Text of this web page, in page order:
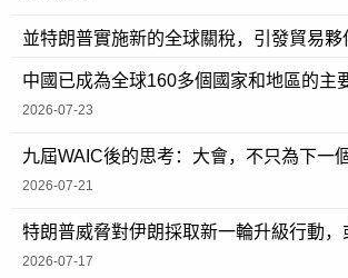
並特朗普實施新的全球關稅，引發貿易夥
中國已成為全球160多個國家和地區的主
2026-07-23
九屆WAIC後的思考：大會，不只為下一
2026-07-21
特朗普威脅對伊朗採取新一輪升級行動，
2026-07-17